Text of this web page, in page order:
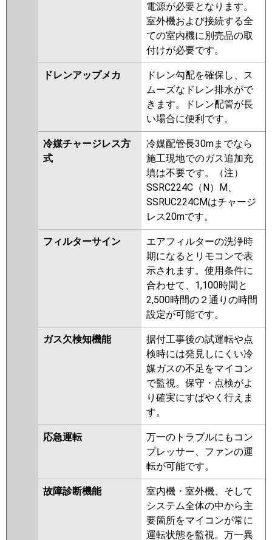
電源が必要となります。
室外機および接続する全
ての室内機に別売品の取
付けが必要です。
ドレンアップメカ
ドレン勾配を確保し、ス
ムーズなドレン排水がで
きます。ドレン配管が長
い場合に便利です。
冷媒チャージレス方
式
冷媒配管長30mまでなら
施工現地でのガス追加充
填は不要です。（注）
SSRC224C（N）M、
SSRUC224CMはチャージ
レス20mです。
フィルターサイン
エアフィルターの洗浄時
期になるとリモコンで表
示されます。使用条件に
合わせて、1,100時間と
2,500時間の２通りの時間
設定が可能です。
ガス欠検知機能
据付工事後の試運転や点
検時には発見しにくい冷
媒ガスの不足をマイコン
で監視。保守・点検がよ
り確実にすばやく行えま
す。
応急運転
万一のトラブルにもコン
プレッサー、ファンの運
転が可能です。
故障診断機能
室内機・室外機、そして
システム全体の中から主
要箇所をマイコンが常に
運転状態を監視。万一異